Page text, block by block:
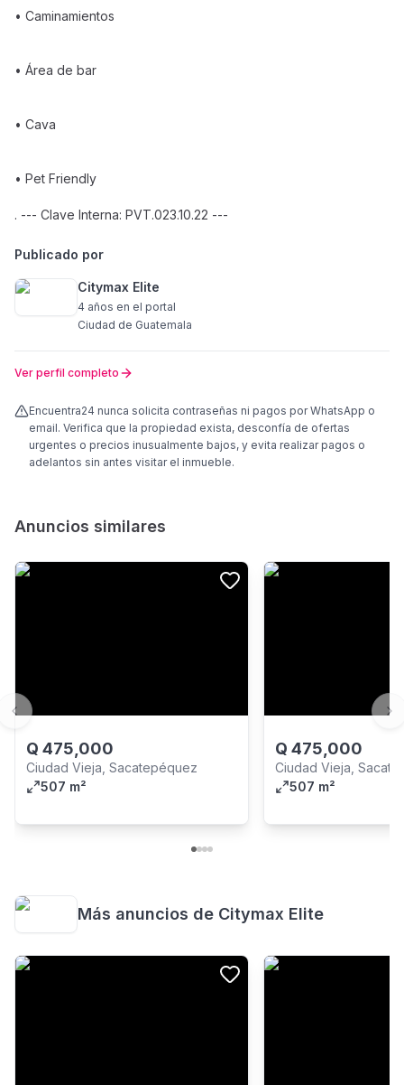
• Caminamientos
• Área de bar
• Cava
• Pet Friendly
. --- Clave Interna: PVT.023.10.22 ---
Publicado por
Citymax Elite
4 años en el portal
Ciudad de Guatemala
Ver perfil completo
Encuentra24 nunca solicita contraseñas ni pagos por WhatsApp o
email. Verifica que la propiedad exista, desconfía de ofertas
urgentes o precios inusualmente bajos, y evita realizar pagos o
adelantos sin antes visitar el inmueble.
Anuncios similares
Q 475,000
Ciudad Vieja, Sacatepéquez
507 m²
Q 475,000
Ciudad Vieja,
507 m²
Previous slide
Más anuncios de Citymax Elite